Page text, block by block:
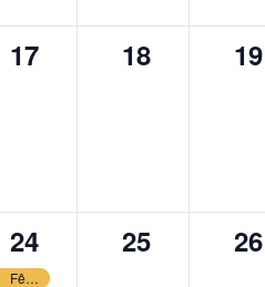
0
17
0
18
0
19
1
évènement,
24
Fête foraine
0
25
0
26